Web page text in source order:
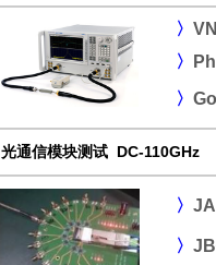
〉
〉
〉
光通信模块测试 DC-110GHz
〉
〉